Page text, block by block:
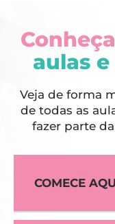
aulas
Veja de forma
de todas as
fazer parte
COMECE